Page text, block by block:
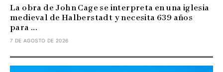
La obra de John Cage se interpreta en una iglesia
medieval de Halberstadt y necesita 639 años
para ...
7 DE AGOSTO DE 2026